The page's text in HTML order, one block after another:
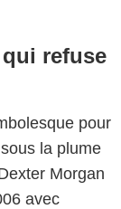
refuse
pour
la plume
Morgan
avec